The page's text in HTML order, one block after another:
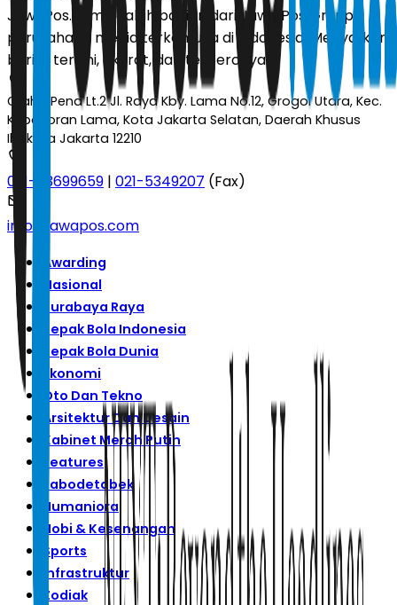
JawaPos.com adalah bagian dari Jawa Pos Group,
perusahaan media terkemuka di Indonesia. Menyajikan
berita terkini, akurat, dan terpercaya.
Graha Pena Lt.2 Jl. Raya Kby. Lama No.12, Grogol Utara, Kec.
Kebayoran Lama, Kota Jakarta Selatan, Daerah Khusus
Ibukota Jakarta 12210
021-53699659 | 021-5349207 (Fax)
info@jawapos.com
Awarding
Nasional
Surabaya Raya
Sepak Bola Indonesia
Sepak Bola Dunia
Ekonomi
Oto Dan Tekno
Arsitektur Dan Desain
Kabinet Merah Putih
Features
Jabodetabek
Humaniora
Hobi & Kesenangan
Sports
Infrastruktur
Zodiak